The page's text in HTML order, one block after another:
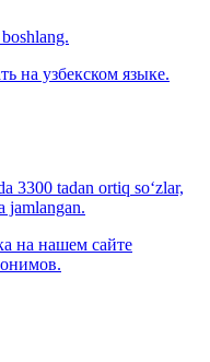
на узбекском языке.
3300 tadan ortiq so‘zlar,
jamlangan.
на нашем сайте